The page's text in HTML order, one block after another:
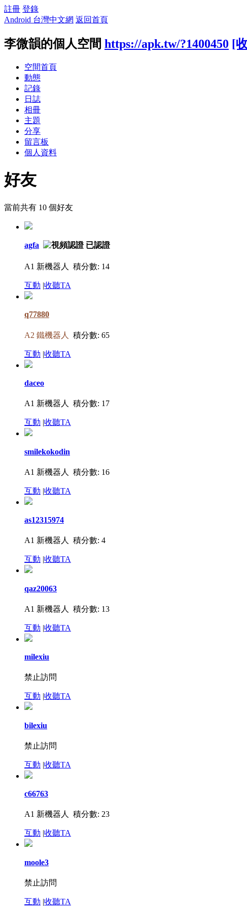
註冊 登錄
Android 台灣中文網 返回首頁
李微韻的個人空間 https://apk.tw/?1400450 [
空間首頁
動態
記錄
日誌
相冊
主題
分享
留言板
個人資料
好友
當前共有 10 個好友
agfa
A1 新機器人 積分數: 14
互動 |收聽TA
q77880
A2 鐵機器人 積分數: 65
互動 |收聽TA
daceo
A1 新機器人 積分數: 17
互動 |收聽TA
smilekokodin
A1 新機器人 積分數: 16
互動 |收聽TA
as12315974
A1 新機器人 積分數: 4
互動 |收聽TA
qaz20063
A1 新機器人 積分數: 13
互動 |收聽TA
milexiu
禁止訪問
互動 |收聽TA
bilexiu
禁止訪問
互動 |收聽TA
c66763
A1 新機器人 積分數: 23
互動 收聽TA
moole3
禁止訪問
互動 |收聽TA